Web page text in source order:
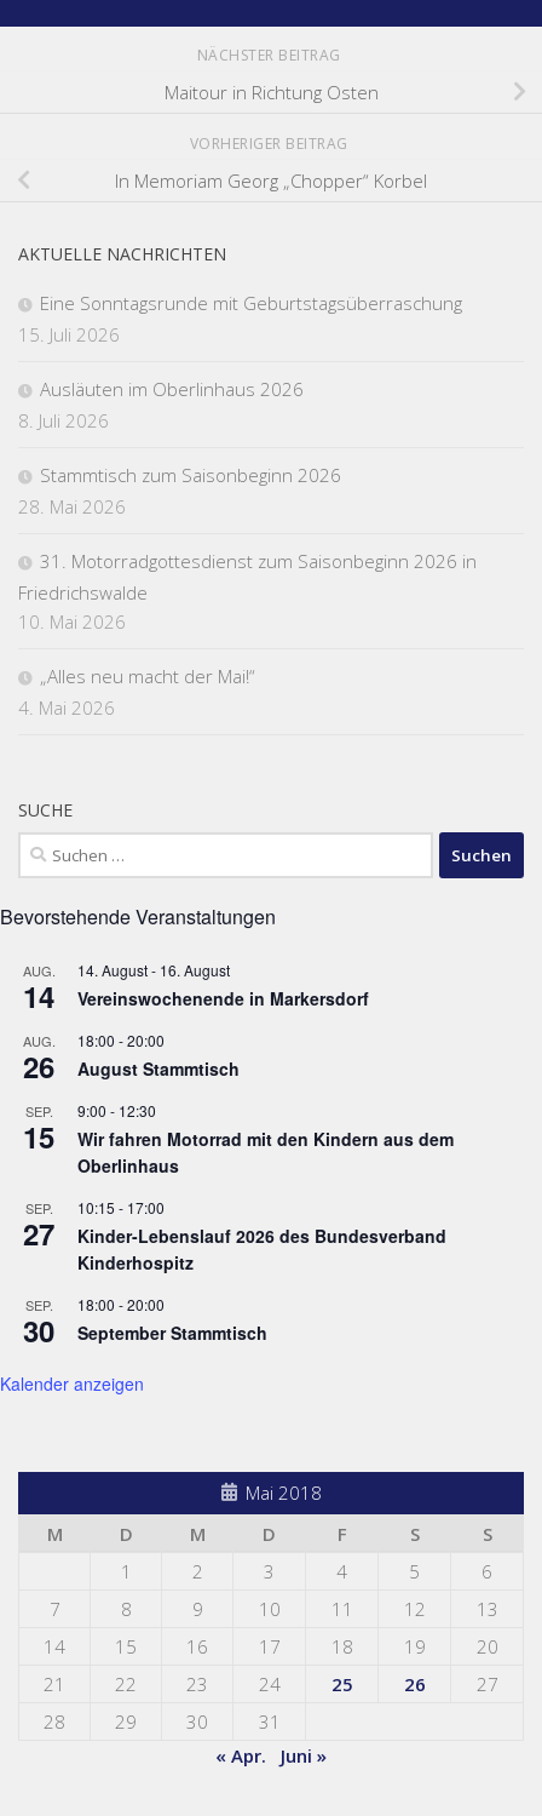
NÄCHSTER BEITRAG
Maitour in Richtung Osten
VORHERIGER BEITRAG
In Memoriam Georg „Chopper“ Korbel
AKTUELLE NACHRICHTEN
Eine Sonntagsrunde mit Geburtstagsüberraschung
15. Juli 2026
Ausläuten im Oberlinhaus 2026
8. Juli 2026
Stammtisch zum Saisonbeginn 2026
28. Mai 2026
31. Motorradgottesdienst zum Saisonbeginn 2026 in
Friedrichswalde
10. Mai 2026
„Alles neu macht der Mai!“
4. Mai 2026
SUCHE
Suchen
nach:
Bevorstehende Veranstaltungen
AUG.
14
14. August- 16. August
Vereinswochenende in Markersdorf
AUG.
26
18:00 -20:00
August Stammtisch
SEP.
15
9:00 - 12:30
Wir fahren Motorrad mit den Kindern aus dem
Oberlinhaus
SEP.
27
10:15 - 17:00
Kinder-Lebenslauf 2026 des Bundesverband
Kinderhospitz
SEP.
30
18:00 -20:00
September Stammtisch
Kalender anzeigen
Mai 2018
M
D M D F S
S
1
2 3 4 5
6
7
8 9 10 11 12
13
14
15 16 17 18 19
20
21
22 23 24 25 26
27
28
29 30
31
« Apr.
Juni »